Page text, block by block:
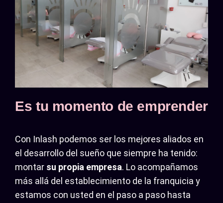
Es tu momento de emprender
Con Inlash podemos ser los mejores aliados en
el desarrollo del sueño que siempre ha tenido:
montar su propia empresa. Lo acompañamos
más allá del establecimiento de la franquicia y
estamos con usted en el paso a paso hasta